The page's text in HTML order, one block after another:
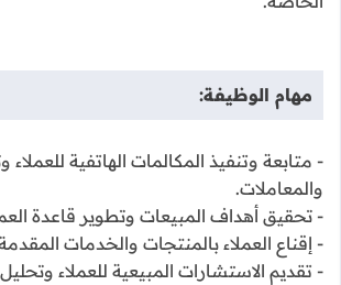
مهام الوظيفة:
- متابعة وتنفيذ المكالمات الهاتفية
والمعاملات.
- تحقيق أهداف المبيعات وتطوير قاعدة
- إقناع العملاء بالمنتجات والخدمات
- تقديم الاستشارات المبيعية للعملاء